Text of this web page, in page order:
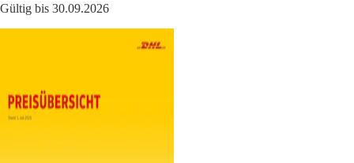
Gültig bis 30.09.2026